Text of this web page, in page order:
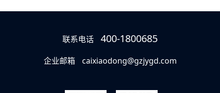
联系电话 400-1800685
企业邮箱 caixiaodong@gzjygd.com